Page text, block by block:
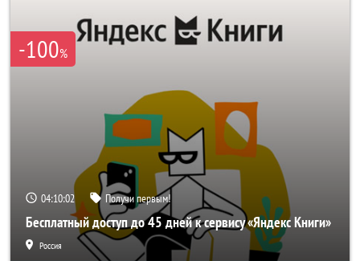
-100%
04:10:00 Получи первым!
Бесплатный доступ до 45 дней к сервису «Яндекс Книги»
Россия